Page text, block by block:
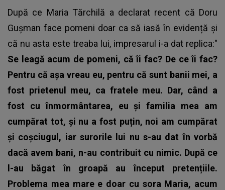
După ce Maria Tărchilă a declarat recent că Doru
Gușman face pomeni doar ca să iasă în evidență și
că nu asta este treaba lui, impresarul i-a dat replica:"
Se leagă acum de pomeni, că îi fac? De ce îi fac?
Pentru că așa vreau eu, pentru că sunt banii mei, a
fost prietenul meu, ca fratele meu. Dar, când a
fost cu înmormântarea, eu și familia mea am
cumpărat tot, și nu a fost puțin, noi am cumpărat
și coșciugul, iar surorile lui nu s-au dat în vorbă
dacă avem bani, n-au contribuit cu nimic. După ce
l-au băgat în groapă au început pretențiile.
Problema mea mare e doar cu sora Maria, acum